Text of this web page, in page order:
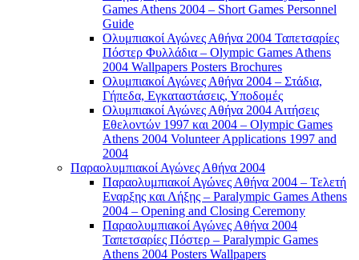
Games Athens 2004 – Short Games Personnel
Guide
Ολυμπιακοί Αγώνες Αθήνα 2004 Ταπετσαρίες
Πόστερ Φυλλάδια – Olympic Games Athens
2004 Wallpapers Posters Brochures
Ολυμπιακοί Αγώνες Αθήνα 2004 – Στάδια,
Γήπεδα, Εγκαταστάσεις, Υποδομές
Ολυμπιακοί Αγώνες Αθήνα 2004 Αιτήσεις
Εθελοντών 1997 και 2004 – Olympic Games
Athens 2004 Volunteer Applications 1997 and
2004
Παραολυμπιακοί Αγώνες Αθήνα 2004
Παραολυμπιακοί Αγώνες Αθήνα 2004 – Τελετή
Εναρξης και Λήξης – Paralympic Games Athens
2004 – Opening and Closing Ceremony
Παραολυμπιακοί Αγώνες Αθήνα 2004
Ταπετσαρίες Πόστερ – Paralympic Games
Athens 2004 Posters Wallpapers